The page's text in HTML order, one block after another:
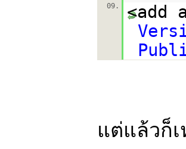
09.
<add
แต่แล้วก็